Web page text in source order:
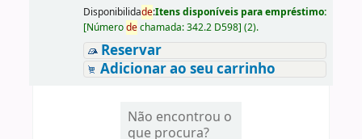
Disponibilidade:Itens disponíveis para empréstimo:
[Númerodechamada:342.2 D598] (2).
Reservar
Adicionar ao seu carrinho
Não encontrou o
que procura?